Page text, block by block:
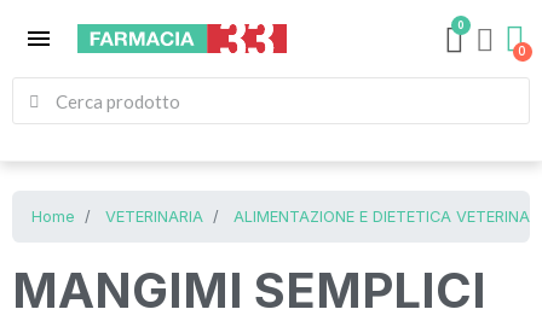
menu 0
Home VETERINARIA ALIMENTAZIONE E DIETETICA
MANGIMI SEMPLICI